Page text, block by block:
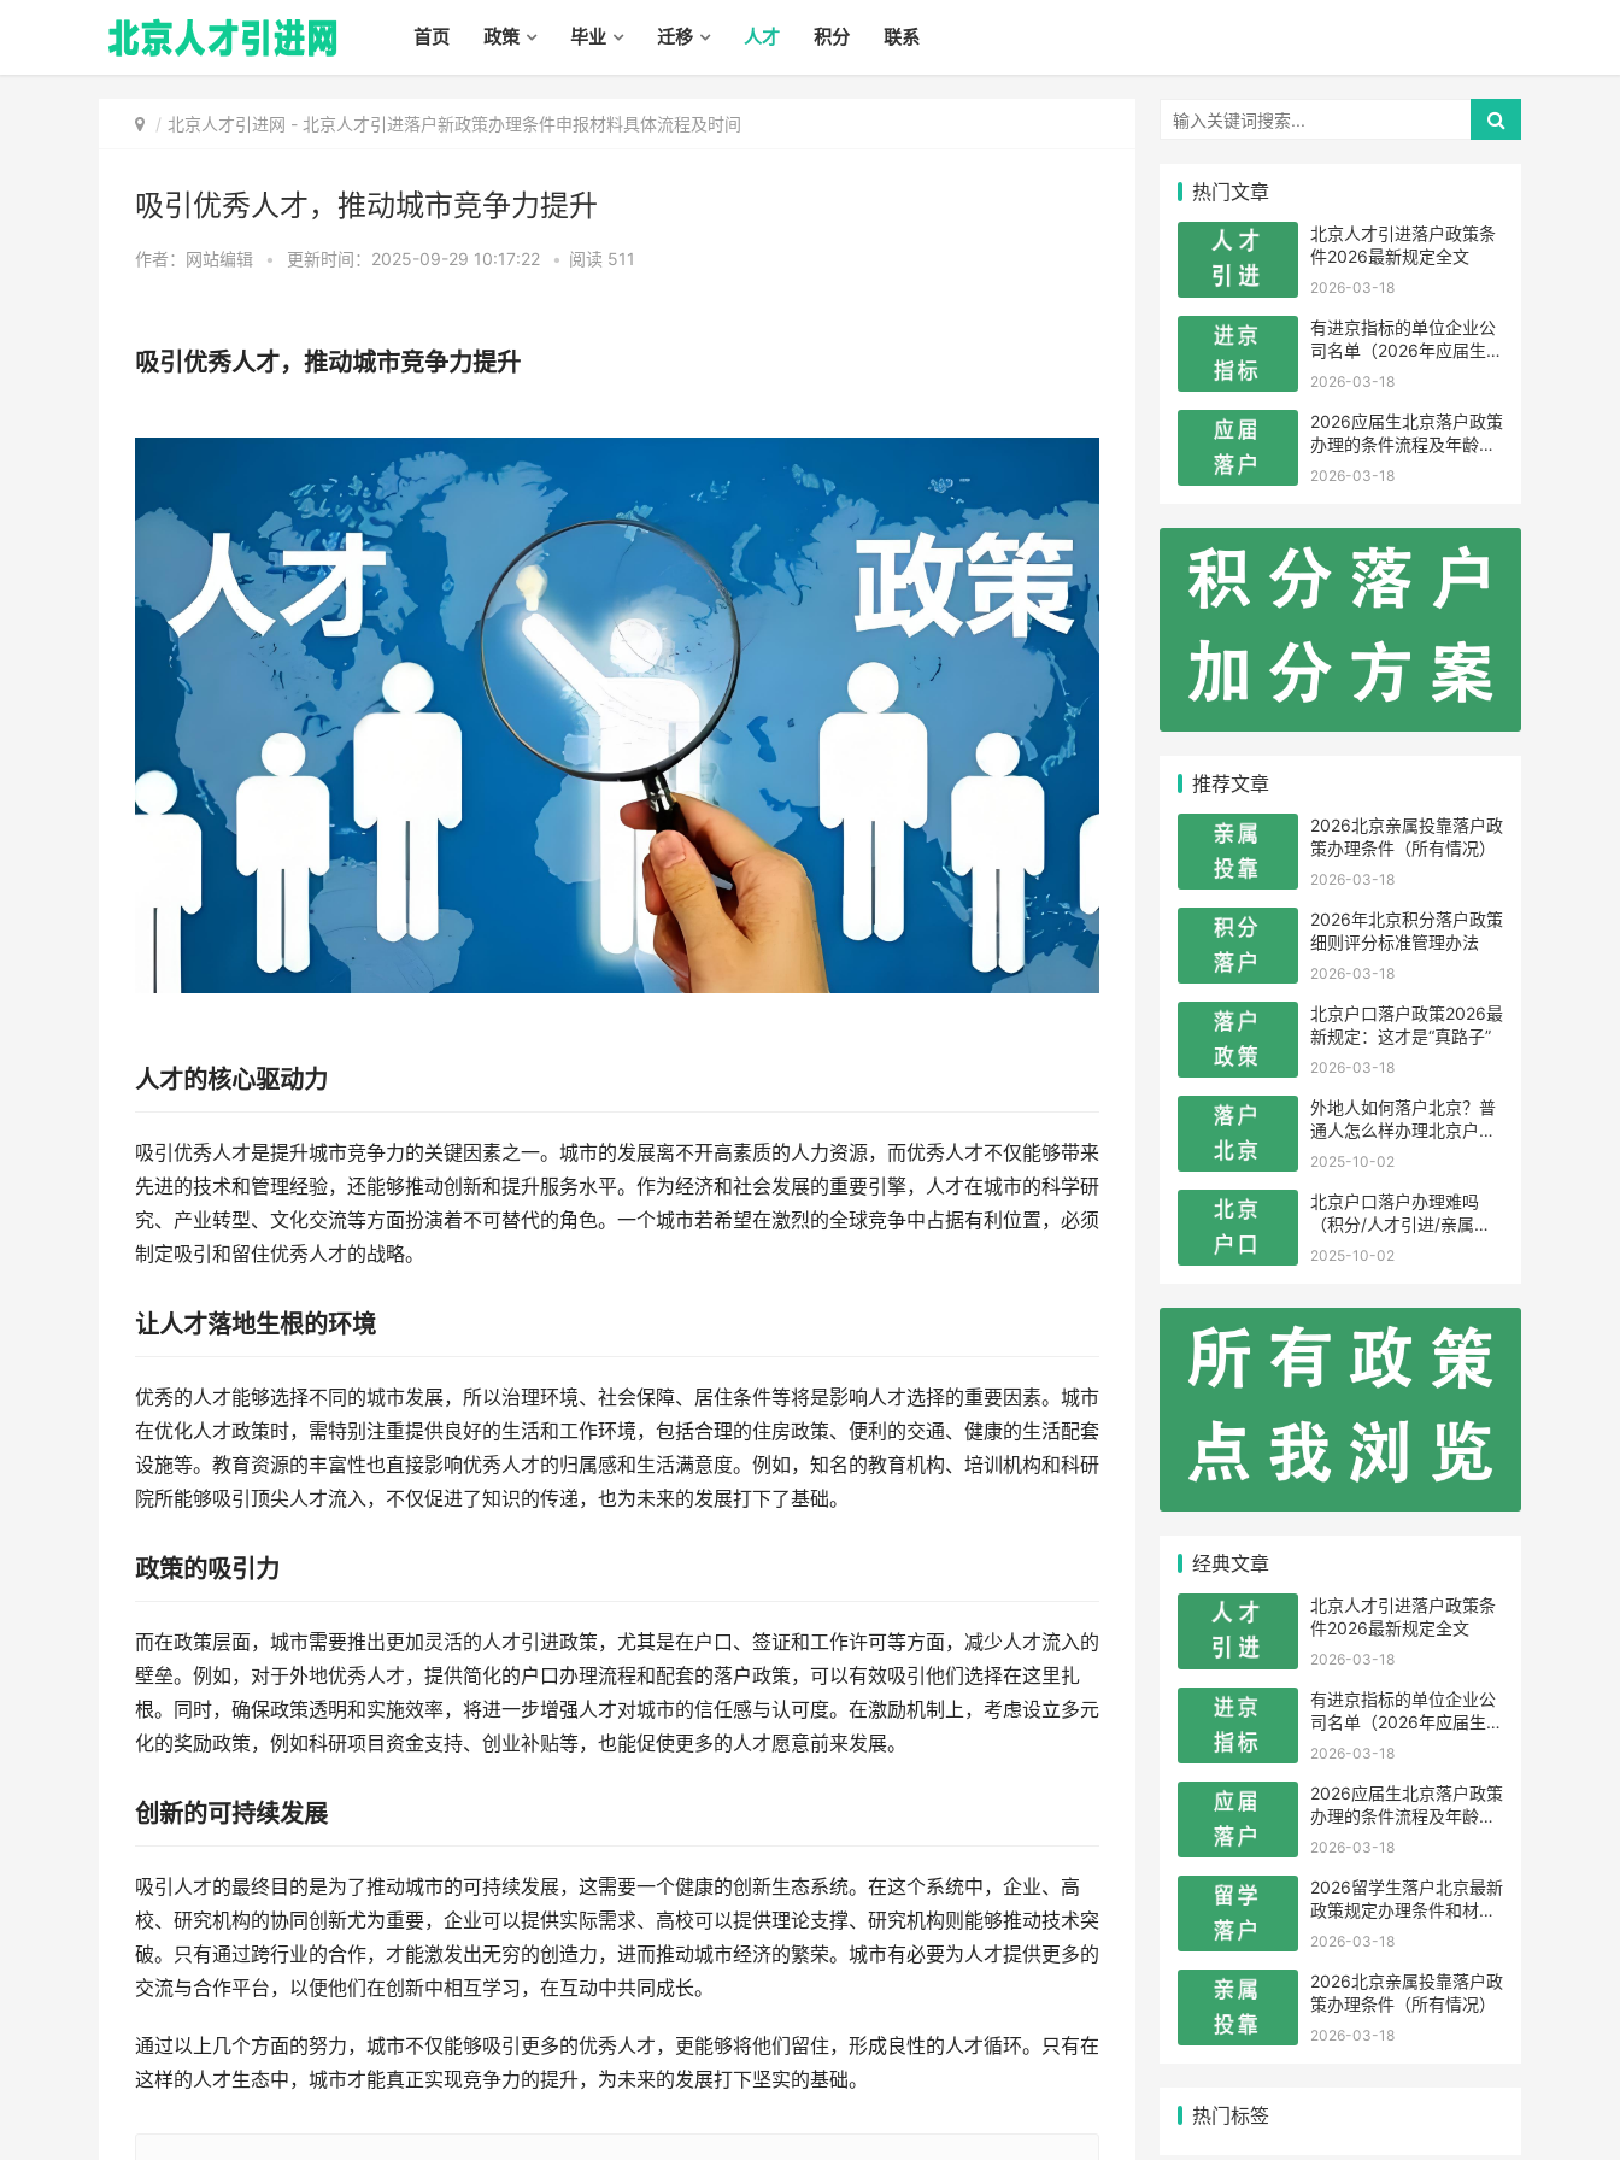
首页 政策 毕业 迁移 人才 积分 联系
北京人才引进网 - 北京人才引进落户新政策办理条件申报材料具体流程及时间
吸引优秀人才，推动城市竞争力提升
作者：网站编辑 • 更新时间：2025-09-29 10:17:22 • 阅读 511
吸引优秀人才，推动城市竞争力提升
人才的核心驱动力
吸引优秀人才是提升城市竞争力的关键因素之一。城市的发展离不开高素质的人力资源，而优秀人才不仅能够带来
先进的技术和管理经验，还能够推动创新和提升服务水平。作为经济和社会发展的重要引擎，人才在城市的科学研
究、产业转型、文化交流等方面扮演着不可替代的角色。一个城市若希望在激烈的全球竞争中占据有利位置，必须
制定吸引和留住优秀人才的战略。
让人才落地生根的环境
优秀的人才能够选择不同的城市发展，所以治理环境、社会保障、居住条件等将是影响人才选择的重要因素。城市
在优化人才政策时，需特别注重提供良好的生活和工作环境，包括合理的住房政策、便利的交通、健康的生活配套
设施等。教育资源的丰富性也直接影响优秀人才的归属感和生活满意度。例如，知名的教育机构、培训机构和科研
院所能够吸引顶尖人才流入，不仅促进了知识的传递，也为未来的发展打下了基础。
政策的吸引力
而在政策层面，城市需要推出更加灵活的人才引进政策，尤其是在户口、签证和工作许可等方面，减少人才流入的
壁垒。例如，对于外地优秀人才，提供简化的户口办理流程和配套的落户政策，可以有效吸引他们选择在这里扎
根。同时，确保政策透明和实施效率，将进一步增强人才对城市的信任感与认可度。在激励机制上，考虑设立多元
化的奖励政策，例如科研项目资金支持、创业补贴等，也能促使更多的人才愿意前来发展。
创新的可持续发展
吸引人才的最终目的是为了推动城市的可持续发展，这需要一个健康的创新生态系统。在这个系统中，企业、高
校、研究机构的协同创新尤为重要，企业可以提供实际需求、高校可以提供理论支撑、研究机构则能够推动技术突
破。只有通过跨行业的合作，才能激发出无穷的创造力，进而推动城市经济的繁荣。城市有必要为人才提供更多的
交流与合作平台，以便他们在创新中相互学习，在互动中共同成长。
通过以上几个方面的努力，城市不仅能够吸引更多的优秀人才，更能够将他们留住，形成良性的人才循环。只有在
这样的人才生态中，城市才能真正实现竞争力的提升，为未来的发展打下坚实的基础。
热门文章
北京人才引进落户政策条
件2026最新规定全文
2026-03-18
有进京指标的单位企业公
司名单（2026年应届生留
学生）
2026-03-18
2026应届生北京落户政策
办理的条件流程及年龄限
制
2026-03-18
推荐文章
2026北京亲属投靠落户政
策办理条件（所有情况）
2026-03-18
2026年北京积分落户政策
细则评分标准管理办法
2026-03-18
北京户口落户政策2026最
新规定：这才是“真路子”
2026-03-18
外地人如何落户北京？普
通人怎么样办理北京户
口？
2025-10-02
北京户口落户办理难吗
（积分/人才引进/亲属投
靠）
2025-10-02
经典文章
北京人才引进落户政策条
件2026最新规定全文
2026-03-18
有进京指标的单位企业公
司名单（2026年应届生留
学生）
2026-03-18
2026应届生北京落户政策
办理的条件流程及年龄限
制
2026-03-18
2026留学生落户北京最新
政策规定办理条件和材料
及流程
2026-03-18
2026北京亲属投靠落户政
策办理条件（所有情况）
2026-03-18
热门标签